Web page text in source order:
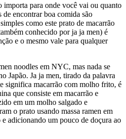
importa para onde você vai ou quanto
encontrar boa comida são
como este prato de macarrão
conhecido por ja ja men) é
e o mesmo vale para qualquer
noodles em NYC, mas nada se
Japão. Ja ja men, tirado da palavra
significa macarrão com molho frito, é
que consiste em macarrão e
em um molho salgado e
o prato usando massa ramen em
e adicionando um pouco de doçura ao